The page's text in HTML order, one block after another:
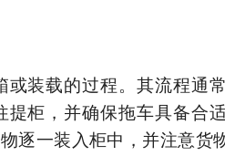
装载的过程。其流程通
柜，并确保拖车具备合
逐一装入柜中，并注意货